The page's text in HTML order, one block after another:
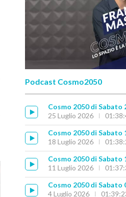
Podcast Cosmo2050
Cosmo 2050 di Sabato
25 Luglio 2026
Cosmo 2050 di Sabato
18 Luglio 2026
Cosmo 2050 di Sabato
11 Luglio 2026
Cosmo 2050 di Sabato
4 Luglio 2026